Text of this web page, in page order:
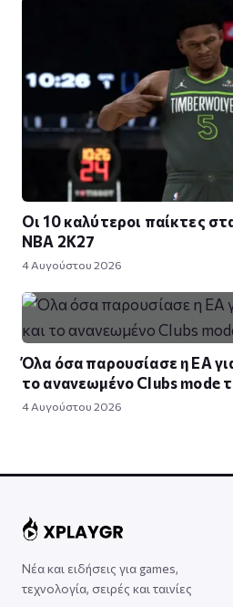
Οι 10 καλύτεροι παίκτες
NBA 2K27
4 Αυγούστου 2026
Όλα όσα παρουσίασε η EA
το ανανεωμένο Clubs mode
4 Αυγούστου 2026
Νέα και ειδήσεις για games,
τεχνολογία, σειρές και ταινίες